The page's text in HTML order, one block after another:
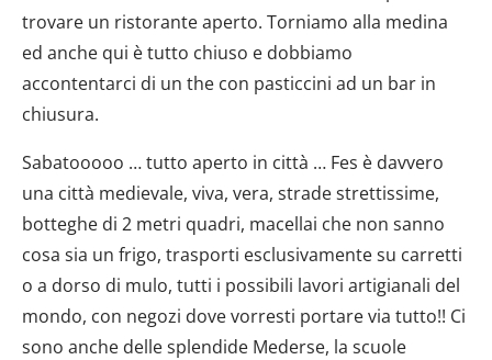
trovare un ristorante aperto. Torniamo alla medina
ed anche qui è tutto chiuso e dobbiamo
accontentarci di un the con pasticcini ad un bar in
chiusura.
Sabatooooo … tutto aperto in città … Fes è davvero
una città medievale, viva, vera, strade strettissime,
botteghe di 2 metri quadri, macellai che non sanno
cosa sia un frigo, trasporti esclusivamente su carretti
o a dorso di mulo, tutti i possibili lavori artigianali del
mondo, con negozi dove vorresti portare via tutto!! Ci
sono anche delle splendide Mederse, la scuole